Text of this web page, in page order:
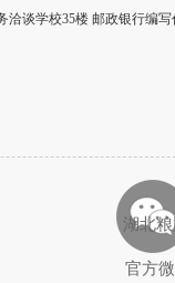
谈学校35楼 邮政银行编
湖北
官方